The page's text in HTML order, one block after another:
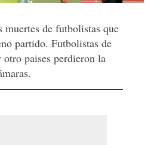
muertes de futbolistas que
partido. Futbolistas de
paises perdieron la